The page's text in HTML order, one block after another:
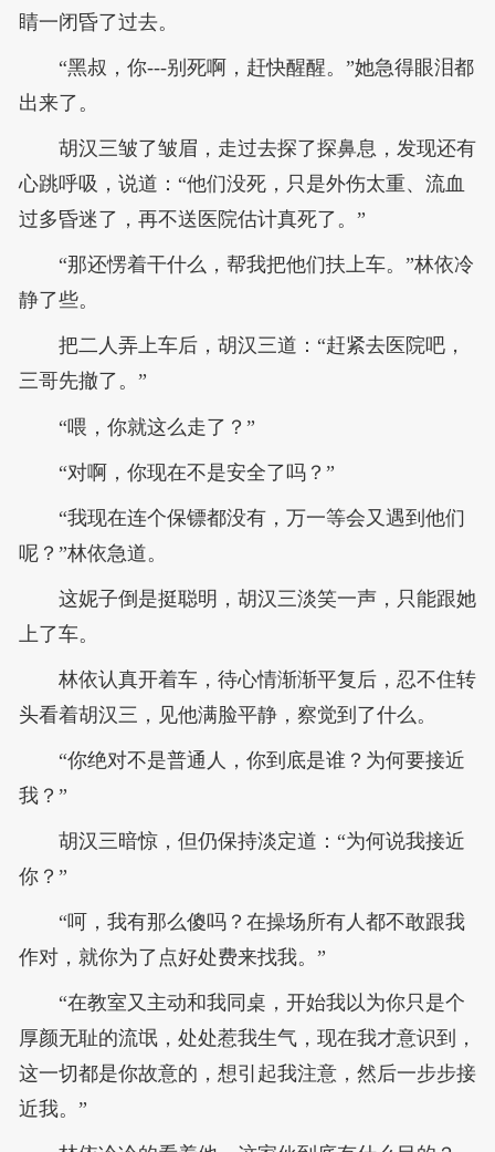
睛一闭昏了过去。
“黑叔，你---别死啊，赶快醒醒。”她急得眼泪都
出来了。
胡汉三皱了皱眉，走过去探了探鼻息，发现还有
心跳呼吸，说道：“他们没死，只是外伤太重、流血
过多昏迷了，再不送医院估计真死了。”
“那还愣着干什么，帮我把他们扶上车。”林依冷
静了些。
把二人弄上车后，胡汉三道：“赶紧去医院吧，
三哥先撤了。”
“喂，你就这么走了？”
“对啊，你现在不是安全了吗？”
“我现在连个保镖都没有，万一等会又遇到他们
呢？”林依急道。
这妮子倒是挺聪明，胡汉三淡笑一声，只能跟她
上了车。
林依认真开着车，待心情渐渐平复后，忍不住转
头看着胡汉三，见他满脸平静，察觉到了什么。
“你绝对不是普通人，你到底是谁？为何要接近
我？”
胡汉三暗惊，但仍保持淡定道：“为何说我接近
你？”
“呵，我有那么傻吗？在操场所有人都不敢跟我
作对，就你为了点好处费来找我。”
“在教室又主动和我同桌，开始我以为你只是个
厚颜无耻的流氓，处处惹我生气，现在我才意识到，
这一切都是你故意的，想引起我注意，然后一步步接
近我。”